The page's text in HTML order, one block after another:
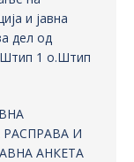
и јавна
дел од
Штип 1 о.Штип
РАСПРАВА И
АНКЕТА